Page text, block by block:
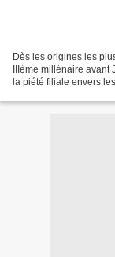
Dès les origines les
IIIème millénaire avant
la piété filiale envers